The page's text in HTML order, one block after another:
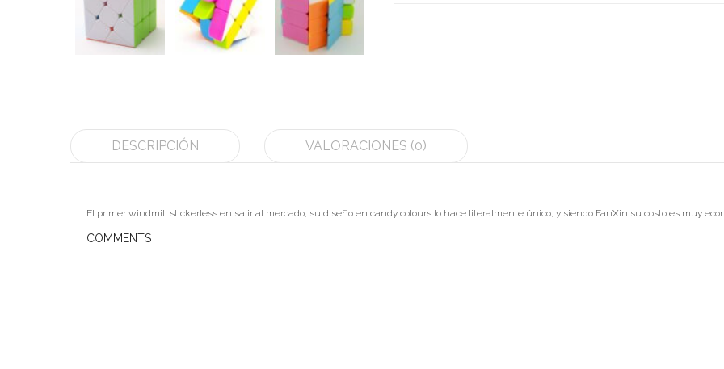
DESCRIPCIÓN VALORACIONES (0)
El primer windmill stickerless en salir al mercado, su diseño en candy colours lo hace literalmente único, y siendo FanXin su costo es muy
COMMENTS